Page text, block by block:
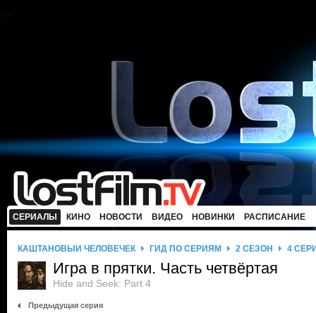
СЕРИАЛЫ КИНО НОВОСТИ ВИДЕО НОВИНКИ РАСПИСАНИЕ
КАШТАНОВЫЙ ЧЕЛОВЕЧЕК ГИД ПО СЕРИЯМ 2 СЕЗОН 4
Игра в прятки. Часть четвёртая
Hide and Seek: Part 4
Предыдущая серия